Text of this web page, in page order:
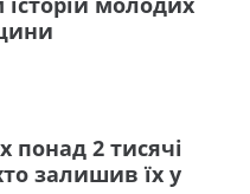
понад 2 тисячі
залишив їх у